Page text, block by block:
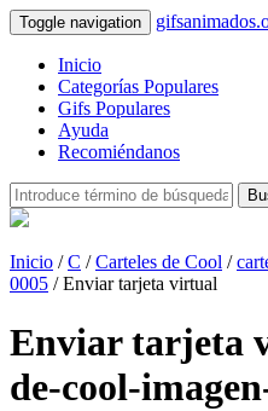
Toggle navigation
Inicio
Categorías Populares
Gifs Populares
Ayuda
Recomiéndanos
Inicio /C /Carteles de Cool /
0005 / Enviar tarjeta virtual
Enviar tarjeta
de-cool-